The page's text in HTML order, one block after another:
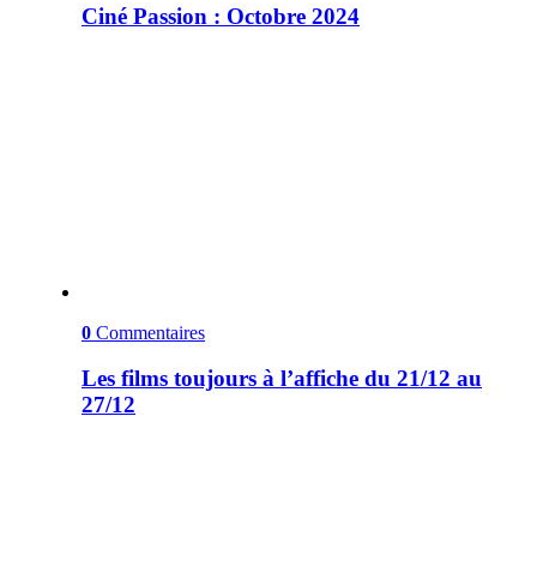
Ciné Passion : Octobre 2024
0 Commentaires
Les films toujours à l’affiche du 21/12 au
27/12